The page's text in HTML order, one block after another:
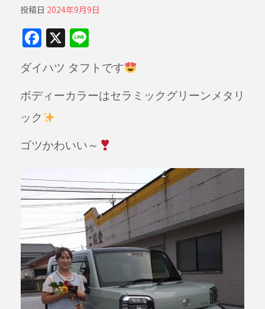
投稿日 2024年9月9日
F
c
e
b
o
X Li
n
e
ダイハツ タフトです
ボディーカラーはセラミックグリーンメタリ
ック
ゴツかわいい～